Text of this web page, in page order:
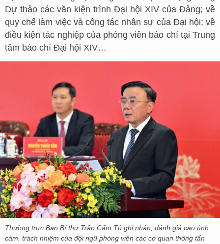
Dự thảo các văn kiện trình Đại hội XIV của Đảng; về
quy chế làm việc và công tác nhân sự của Đại hội; về
điều kiện tác nghiệp của phóng viên báo chí tại Trung
tâm báo chí Đại hội XIV…
Thường trực Ban Bí thư Trần Cẩm Tú ghi nhận, đánh giá cao tình
cảm, trách nhiệm của đội ngũ phóng viên các cơ quan thông tấn